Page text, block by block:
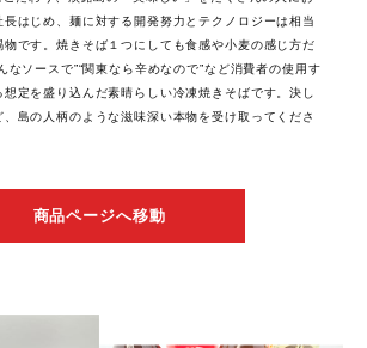
はじめ、麺に対する開発努力とテクノロジーは相当
です。焼きそば１つにしても食感や小麦の感じ方だ
なソースで”“関東なら辛めなので”など消費者の使用す
定を盛り込んだ素晴らしい冷凍焼きそばです。決し
島の人柄のような滋味深い本物を受け取ってくださ
商品ページへ移動